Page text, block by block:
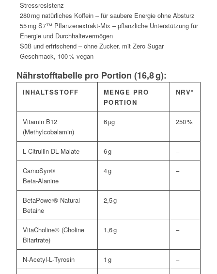
Stressresistenz
280 mg natürliches Koffein – für saubere Energie ohne Absturz
55 mg S7™ Pflanzenextrakt-Mix – pflanzliche Unterstützung für
Energie und Durchhaltevermögen
Süß und erfrischend – ohne Zucker, mit Zero Sugar
Geschmack, 100 % vegan
Nährstofftabelle pro Portion (16,8 g):
INHALTSSTOFF
MENGE PRO
PORTION
NRV*
Vitamin B12
(Methylcobalamin)
6 µg 250 %
L‑Citrullin DL‑Malate 6 g –
CarnoSyn®
Beta‑Alanine
4 g –
BetaPower® Natural
Betaine
2,5 g –
VitaCholine® (Choline
Bitartrate)
1,6 g –
N‑Acetyl‑L‑Tyrosin 1 g –